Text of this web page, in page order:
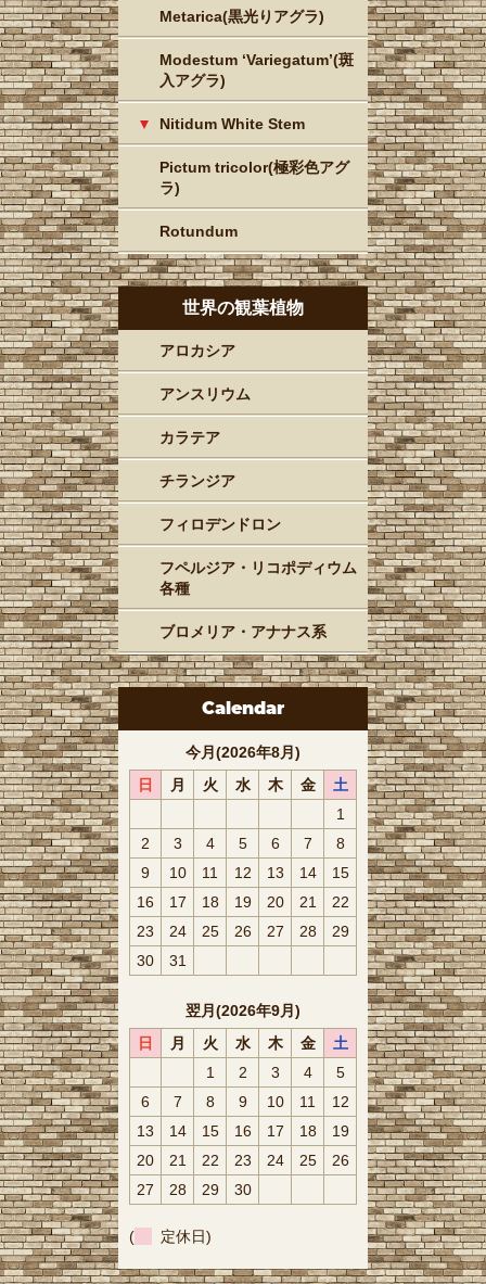
Metarica(黒光りアグラ)
Modestum ‘Variegatum’(斑
入アグラ)
Nitidum White Stem
Pictum tricolor(極彩色アグ
ラ)
Rotundum
世界の観葉植物
アロカシア
アンスリウム
カラテア
チランジア
フィロデンドロン
フペルジア・リコポディウム
各種
ブロメリア・アナナス系
Calendar
今月(2026年8月)
日
月 火 水 木 金
土
1
2
3 4 5 6 7
8
9
10 11 12 13 14
15
16
17 18 19 20 21
22
23
24 25 26 27 28
29
30
31
翌月(2026年9月)
日
月 火 水 木 金
土
1
2 3 4
5
6
7 8 9 10 11
12
13
14 15 16 17 18
19
20
21 22 23 24 25
26
27
28 29 30
( 定休日)